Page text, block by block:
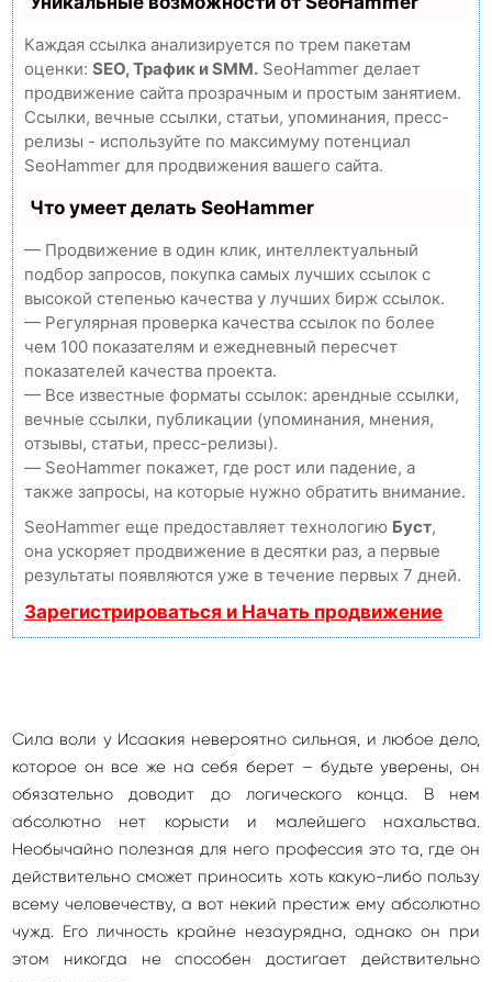
Каждая ссылка анализируется по трем пакетам
оценки: SEO, Трафик и SMM. SeoHammer делает
продвижение сайта прозрачным и простым занятием.
Ссылки, вечные ссылки, статьи, упоминания, пресс-
релизы - используйте по максимуму потенциал
SeoHammer для продвижения вашего сайта.
Что умеет делать SeoHammer
— Продвижение в один клик, интеллектуальный
подбор запросов, покупка самых лучших ссылок с
высокой степенью качества у лучших бирж ссылок.
— Регулярная проверка качества ссылок по более
чем 100 показателям и ежедневный пересчет
показателей качества проекта.
— Все известные форматы ссылок: арендные ссылки,
вечные ссылки, публикации (упоминания, мнения,
отзывы, статьи, пресс-релизы).
— SeoHammer покажет, где рост или падение, а
также запросы, на которые нужно обратить внимание.
SeoHammer еще предоставляет технологию Буст,
она ускоряет продвижение в десятки раз, а первые
результаты появляются уже в течение первых 7 дней.
Зарегистрироваться и Начать продвижение
Сила воли у Исаакия невероятно сильная, и любое дело,
которое он все же на себя берет – будьте уверены, он
обязательно доводит до логического конца. В нем
абсолютно нет корысти и малейшего нахальства.
Необычайно полезная для него профессия это та, где он
действительно сможет приносить хоть какую-либо пользу
всему человечеству, а вот некий престиж ему абсолютно
чужд. Его личность крайне незаурядна, однако он при
этом никогда не способен достигает действительно